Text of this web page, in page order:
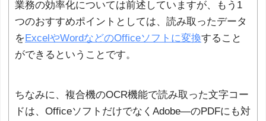
業務の効率化については前述していますが、もう1
つのおすすめポイントとしては、読み取ったデータ
をExcelやWordなどのOfficeソフトに変換すること
ができるということです。
ちなみに、複合機のOCR機能で読み取った文字コー
ドは、OfficeソフトだけでなくAdobe―のPDFにも対